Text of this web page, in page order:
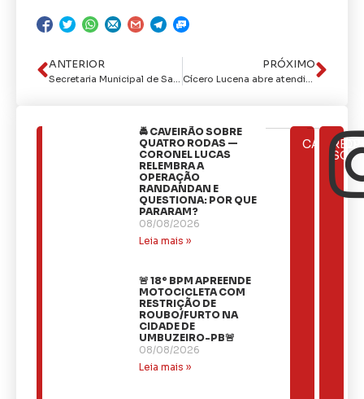
ANTERIOR PRÓXIMO
Cícero Lucena abre atendimentos da campanha ‘Saúde + Perto’ e destaca importância da prevenção
🚔 CAVEIRÃO SOBRE
QUATRO RODAS —
CORONEL LUCAS
RELEMBRA A
OPERAÇÃO
RANDANDAN E
QUESTIONA: POR QUE
PARARAM?
08/08/2026
Leia mais »
🚨 18º BPM APREENDE
MOTOCICLETA COM
RESTRIÇÃO DE
ROUBO/FURTO NA
CIDADE DE
UMBUZEIRO-PB🚨
08/08/2026
Leia mais »